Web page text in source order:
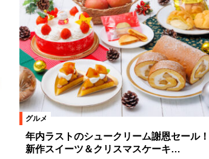
グルメ
年内ラストのシュークリーム謝恩セール！
新作スイーツ＆クリスマスケーキ…